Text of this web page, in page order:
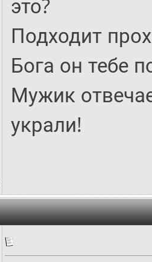
это?
Подходит
Бога он тебе
Мужик
украли!